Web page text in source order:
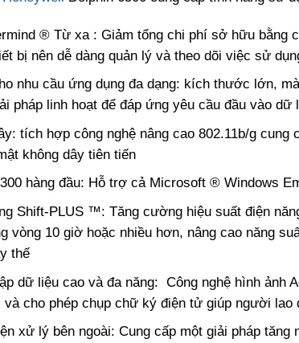
® Từ xa : Giảm tổng chi phí sở hữu bằng
bị nên dễ dàng quản lý và theo dõi việc sử
nhu cầu ứng dụng đa dạng: kích thước lớn,
pháp linh hoạt để đáp ứng yêu cầu đầu vào dữ
tích hợp công nghệ nâng cao 802.11b/g
không dây tiên tiến
hàng đầu: Hỗ trợ cả Microsoft ® Windows
Shift-PLUS ™: Tăng cường hiệu suất điện
vòng 10 giờ hoặc nhiều hơn, nâng cao năng
thế
dữ liệu cao và đa năng: Công nghệ hình ảnh
và cho phép chụp chữ ký điện tử giúp người
xử lý bên ngoài: Cung cấp một giải pháp